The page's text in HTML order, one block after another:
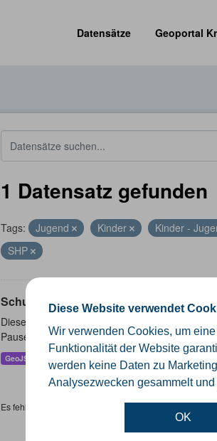
Diese Website verwendet
Wir verwenden Cookies, um
Funktionalität der Website
werden keine Daten zu
Analysezwecken gesammelt
OK
Datensätze
Geoportal
1 Datensatz gefunden
Tags: Jugend Kinder Kinder -
SHP
Schulen
Dieser Datensatz beinhaltet eine Darstellung
Pausenzeiten und Schulträger.
GeoJSON
Es fehlen spezifische Datensätze? Wenden Sie sich